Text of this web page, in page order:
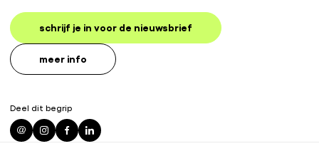
schrijf je in voor de nieuwsbrief
meer info
Deel dit begrip